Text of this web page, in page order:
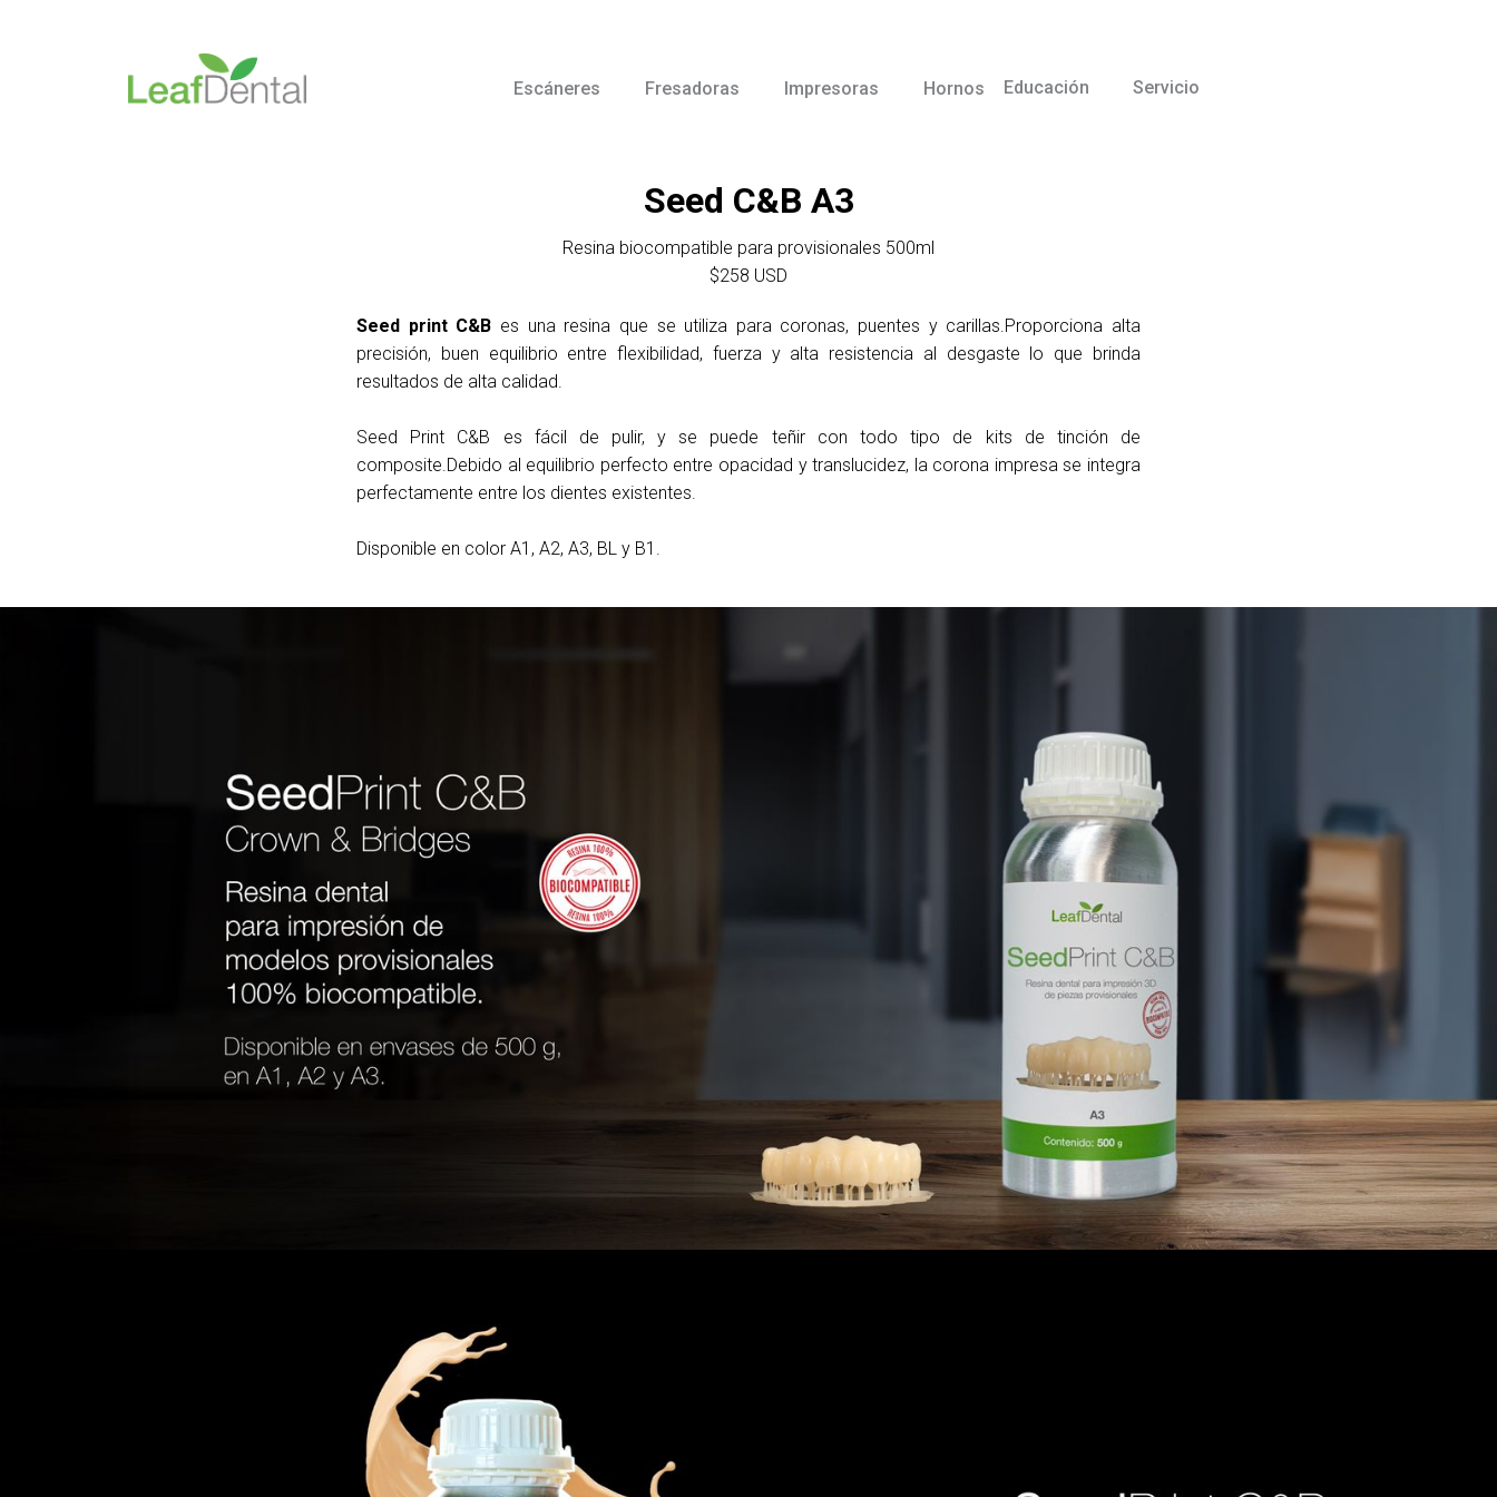
Escáneres Fresadoras Impresoras Hornos Educación Servicio
Seed C&B A3
Resina biocompatible para provisionales 500ml
$258 USD
Seed print C&B es una resina que se utiliza para coronas, puentes y carillas.Proporciona alta
precisión, buen equilibrio entre flexibilidad, fuerza y alta resistencia al desgaste lo que brinda
resultados de alta calidad.
Seed Print C&B es fácil de pulir, y se puede teñir con todo tipo de kits de tinción de
composite.Debido al equilibrio perfecto entre opacidad y translucidez, la corona impresa se integra
perfectamente entre los dientes existentes.
Disponible en color A1, A2, A3, BL y B1.